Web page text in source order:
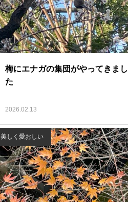
梅にエナガの集団がやってきまし
た
2026.02.13
美しく愛おしい